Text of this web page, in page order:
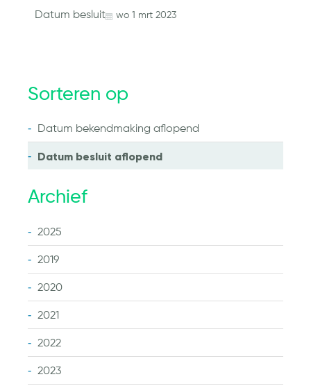
Datum besluit wo 1 mrt 2023
Sorteren op
Datum bekendmaking aflopend
Datum besluit aflopend
Archief
2025
2019
2020
2021
2022
2023